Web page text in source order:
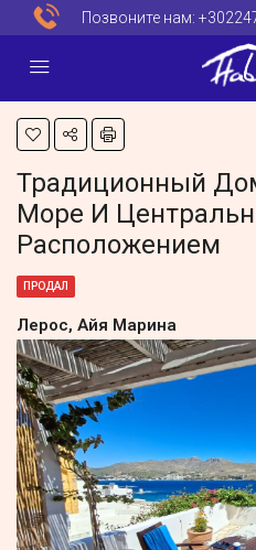
Позвоните нам:
Традиционный
Море И
Расположением
ПРОДАЛ
Лерос, Айя Марина